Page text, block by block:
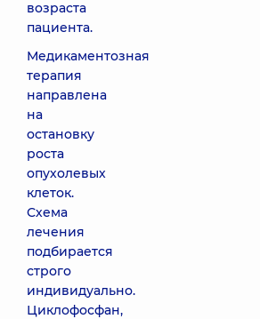
возраста
пациента.
Медикаментозная
терапия
направлена
на
остановку
роста
опухолевых
клеток.
Схема
лечения
подбирается
строго
индивидуально.
Циклофосфан,